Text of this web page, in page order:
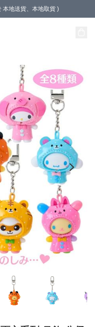
本地送貨、本地取貨 )